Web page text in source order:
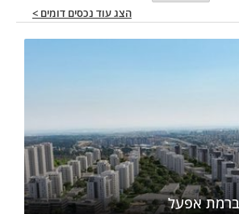
הצג עוד נכסים דומים >
אפעל